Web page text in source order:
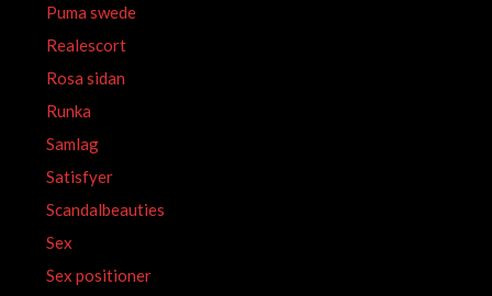
Puma swede
Realescort
Rosa sidan
Runka
Samlag
Satisfyer
Scandalbeauties
Sex
Sex positioner